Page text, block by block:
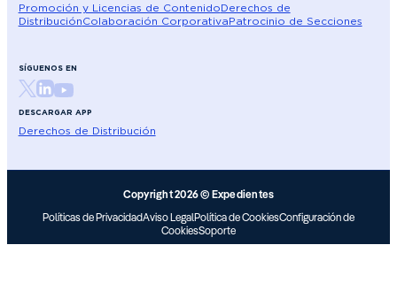
Promoción y Licencias de ContenidoDerechos de
DistribuciónColaboración CorporativaPatrocinio de Secciones
SÍGUENOS EN
DESCARGAR APP
Derechos de Distribución
Copyright 2026 © Expedientes
Políticas de PrivacidadAviso LegalPolítica de CookiesConfiguración de
CookiesSoporte